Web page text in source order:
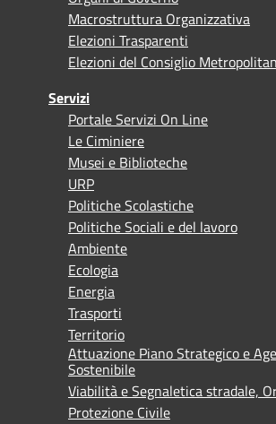
Macrostruttura Organizzativa
Elezioni Trasparenti
Elezioni del Consiglio
Servizi
Portale Servizi On Line
Le Ciminiere
Musei e Biblioteche
URP
Politiche Scolastiche
Politiche Sociali e del lavoro
Ambiente
Ecologia
Energia
Trasporti
Territorio
Attuazione Piano Strategico e
Sostenibile
Viabilità e Segnaletica stradale,
Protezione Civile